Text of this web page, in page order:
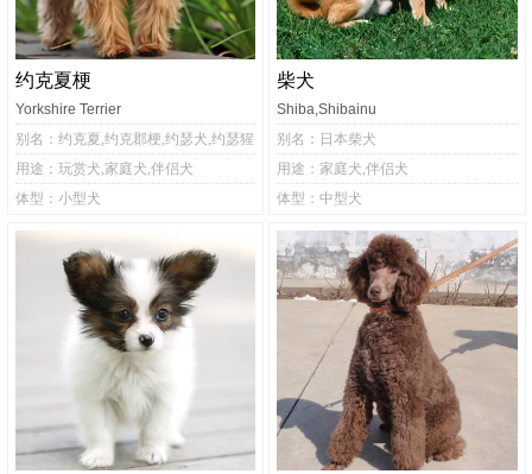
约克夏梗
Yorkshire Terrier
别名：约克夏,约克郡梗,约瑟犬,约瑟猩
用途：玩赏犬,家庭犬,伴侣犬
体型：小型犬
柴犬
Shiba,Shibainu
别名：日本柴犬
用途：家庭犬,伴侣犬
体型：中型犬